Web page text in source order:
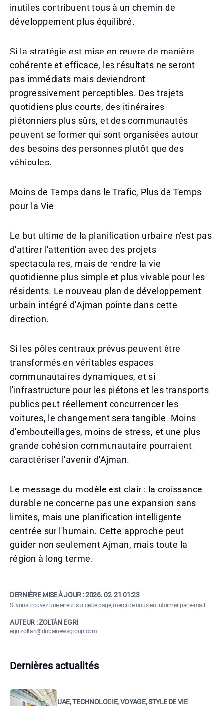
inutiles contribuent tous à un chemin de
développement plus équilibré.
Si la stratégie est mise en œuvre de manière
cohérente et efficace, les résultats ne seront
pas immédiats mais deviendront
progressivement perceptibles. Des trajets
quotidiens plus courts, des itinéraires
piétonniers plus sûrs, et des communautés
peuvent se former qui sont organisées autour
des besoins des personnes plutôt que des
véhicules.
Moins de Temps dans le Trafic, Plus de Temps
pour la Vie
Le but ultime de la planification urbaine n'est pas
d'attirer l'attention avec des projets
spectaculaires, mais de rendre la vie
quotidienne plus simple et plus vivable pour les
résidents. Le nouveau plan de développement
urbain intégré d'Ajman pointe dans cette
direction.
Si les pôles centraux prévus peuvent être
transformés en véritables espaces
communautaires dynamiques, et si
l'infrastructure pour les piétons et les transports
publics peut réellement concurrencer les
voitures, le changement sera tangible. Moins
d'embouteillages, moins de stress, et une plus
grande cohésion communautaire pourraient
caractériser l'avenir d'Ajman.
Le message du modèle est clair : la croissance
durable ne concerne pas une expansion sans
limites, mais une planification intelligente
centrée sur l'humain. Cette approche peut
guider non seulement Ajman, mais toute la
région à long terme.
DERNIÈRE MISE À JOUR :2026. 02. 21 01:23
Si vous trouvez une erreur sur cette page,merci de nous en informer par e-mail .
AUTEUR : ZOLTÁN EGRI
egri.zoltan@dubainewsgroup.com
Dernières actualités
UAE, TECHNOLOGIE, VOYAGE, STYLE DE VIE